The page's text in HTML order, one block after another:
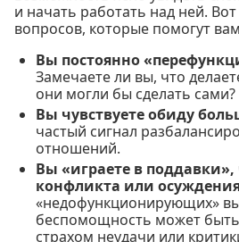
и начать работать над ней.
вопросов, которые помогут
Вы постоянно
Замечаете ли вы, что
они могли бы сделать сами?
Вы чувствуете обиду
частый сигнал
отношений.
Вы «играете в
конфликта или
«недофункционирующих»
беспомощность может
страхом неудачи или